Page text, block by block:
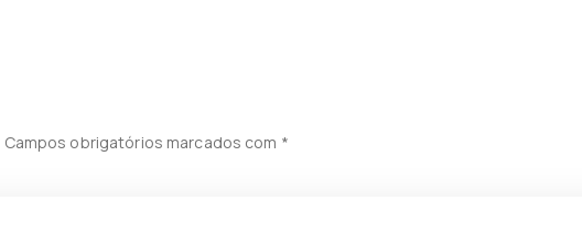
Campos obrigatórios marcados com *